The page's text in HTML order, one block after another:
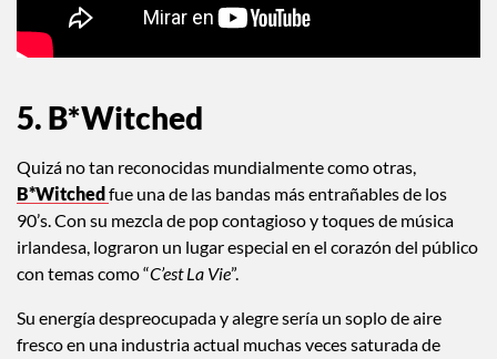
5. B*Witched
Quizá no tan reconocidas mundialmente como otras,
B*Witchedfue una de las bandas más entrañables de los
90’s. Con su mezcla de pop contagioso y toques de música
irlandesa, lograron un lugar especial en el corazón del público
con temas como “C’est La Vie”.
Su energía despreocupada y alegre sería un soplo de aire
fresco en una industria actual muchas veces saturada de